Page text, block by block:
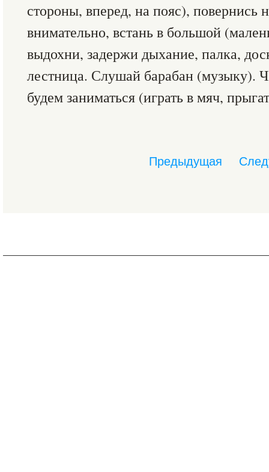
стороны, вперед, на пояс), повернись
внимательно, встань в большой
выдохни, задержи дыхание, палка,
лестница. Слушай барабан (музыку).
будем заниматься (играть в мяч,
Предыдущая